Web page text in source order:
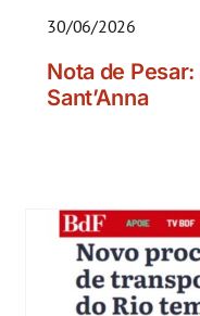
30/06/2026
Nota de
Sant’Anna